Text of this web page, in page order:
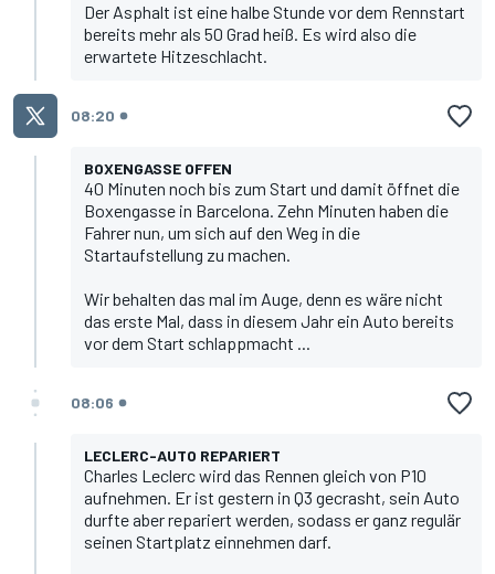
Der Asphalt ist eine halbe Stunde vor dem Rennstart
bereits mehr als 50 Grad heiß. Es wird also die
erwartete Hitzeschlacht.
08:20
BOXENGASSE OFFEN
40 Minuten noch bis zum Start und damit öffnet die
Boxengasse in Barcelona. Zehn Minuten haben die
Fahrer nun, um sich auf den Weg in die
Startaufstellung zu machen.
Wir behalten das mal im Auge, denn es wäre nicht
das erste Mal, dass in diesem Jahr ein Auto bereits
vor dem Start schlappmacht ...
08:06
LECLERC-AUTO REPARIERT
Charles Leclercwird das Rennen gleich von P10
aufnehmen. Er ist gestern in Q3 gecrasht, sein Auto
durfte aber repariert werden, sodass er ganz regulär
seinen Startplatz einnehmen darf.